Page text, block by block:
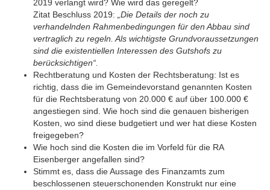
2019 verlangt wird? Wie wird das geregelt?
Zitat Beschluss 2019:
„Die Details der noch zu
verhandelnden Rahmenbedingungen für den Abbau sind
vertraglich zu regeln. Als wichtigste Grundvoraussetzungen
sind die existentiellen Interessen des Gutshofs zu
berücksichtigen“.
Rechtberatung und Kosten der Rechtsberatung: Ist es
richtig, dass die im Gemeindevorstand genannten Kosten
für die Rechtsberatung von 20.000 € auf über 100.000 €
angestiegen sind. Wie hoch sind die genauen bisherigen
Kosten, wo sind diese budgetiert und wer hat diese Kosten
freigegeben?
Wie hoch sind die Kosten die im Vorfeld für die RA
Eisenberger angefallen sind?
Stimmt es, dass die Aussage des Finanzamts zum
beschlossenen steuerschonenden Konstrukt nur eine